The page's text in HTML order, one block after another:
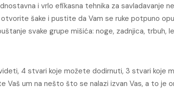
i vrlo efikasna tehnika za savladavanje
šake i pustite da Vam se ruke potpuno
svake grupe mišića: noge, zadnjica, trbuh,
4 stvari koje možete dodirnuti, 3 stvari koje
Vaš um na nešto što se nalazi izvan Vas, a to je